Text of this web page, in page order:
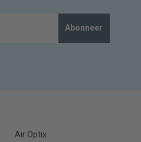
Abonneer
Air Optix